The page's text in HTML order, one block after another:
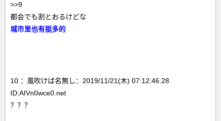
>>9
都会でも割とおるけどな
城市里也有挺多的
10 ：風吹けば名無し：2019/11/21(木) 07:12:46.28
ID:AIVn0wce0.net
？？？